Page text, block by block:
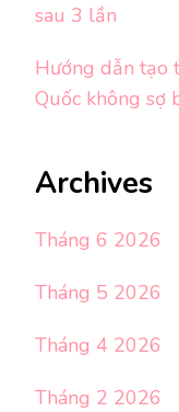
sau 3 lần
Hướng dẫn tạo
Quốc không sợ
Archives
Tháng 6 2026
Tháng 5 2026
Tháng 4 2026
Tháng 2 2026